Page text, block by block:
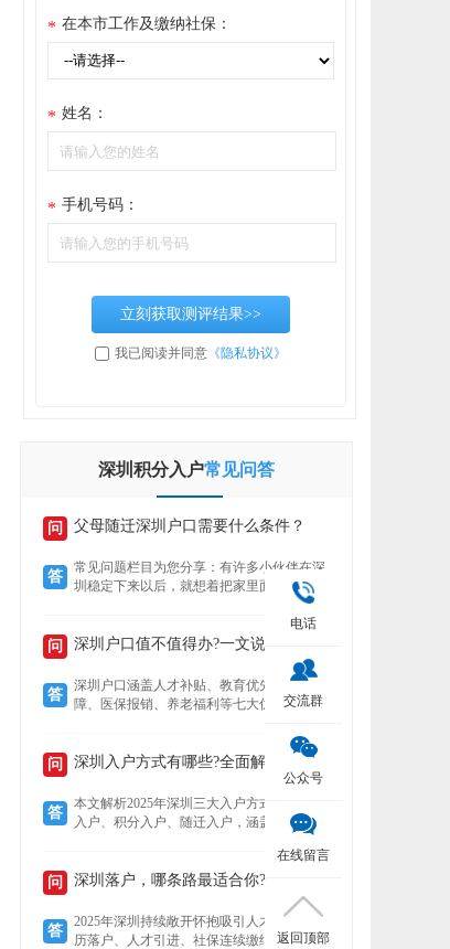
* 在本市工作及缴纳社保：
* 姓名：
* 手机号码：
立刻获取测评结果>>
我已阅读并同意 《隐私协议》
深圳积分入户常见问答
问 父母随迁深圳户口需要什么条件？
答
常见问题栏目为您分享：有许多小伙伴在深
圳稳定下来以后，就想着把家里面的老人接
到深圳来养老，还想着要不要给老人把户口
也迁过来，下文就为您介绍老人迁户口过来
以后有什么好处？然后再来了解，父母随迁
问
答
深圳户口涵盖人才补贴、教育优先、住房保
障、医保报销、养老福利等七大优势。深户
考加分，住房成本低至市场30%，医保报销
比例高达95%，退休养老金更高，且支持全
家随迁。本文详解各项福利，助你判断落户
价值。
问 深圳入户方式有哪些?全面解析!
答
本文解析2025年深圳三大入户方式——人才
入户、积分入户、随迁入户，涵盖适用人
入户无需排队且无名额限制，积分入户无学
历要求但竞争激烈，随迁入户条件宽松，助
问 深圳落户，哪条路最适合你?
答
2025年深圳持续敞开怀抱吸引人才，提供学
历落户、人才引进、社保连续缴纳、投资创
电话
交流群
公众号
在线留言
返回顶部